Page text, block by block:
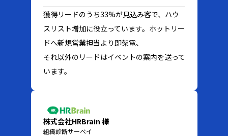
獲得リードのうち33%が見込み客で、ハウ
スリスト増加に役立っています。ホットリー
ドへ新規営業担当より即架電、
それ以外のリードはイベントの案内を送って
います。
株式会社HRBrain 様
組織診断サーベイ